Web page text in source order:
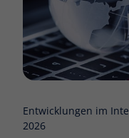
Entwicklungen im
2026